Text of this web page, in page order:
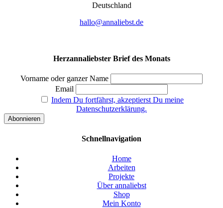
Deutsch­land
hallo@annaliebst.de
Herzannaliebster Brief des Monats
Vorname oder ganzer Name
Email
Indem Du fortfährst, akzeptierst Du meine
Datenschutzerklärung.
Schnellnavigation
Home
Arbeiten
Projekte
Über annaliebst
Shop
Mein Konto